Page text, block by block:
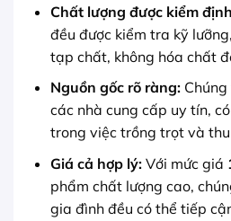
Chất lượng được kiểm
đều được kiểm tra kỹ
tạp chất, không hóa chất
Nguồn gốc rõ ràng:Chúng
các nhà cung cấp uy tín,
trong việc trồng trọt và
Giá cả hợp lý:Với mức giá
phẩm chất lượng cao,
gia đình đều có thể tiếp